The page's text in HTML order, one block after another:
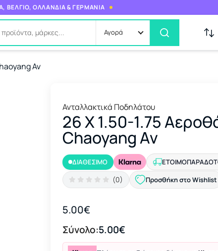
ΒΕΛΓΙΟ, ΟΛΛΑΝΔΙΑ & ΓΕΡΜΑΝΙΑ
Αγορά
Av
Ανταλλακτικά Ποδηλάτου
26 X 1.50-1.75
Chaoyang Av
ΔΙΑΘΕΣΙΜΟ
(0) Προσθήκη στο Wishlist
5.00€
Σύνολο:5.00€